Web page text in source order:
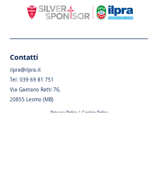
Contatti
ilpra@ilpra.it
Tel: 039 69 81 751
Via Gaetano Ratti 76,
20855 Lesmo (MB)
Privacy Policy | Cookie Policy